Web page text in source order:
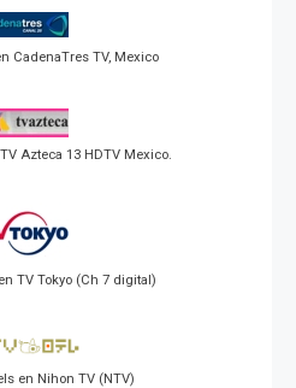
CadenaTres TV, Mexico
Azteca 13 HDTV Mexico.
TV Tokyo (Ch 7 digital)
en Nihon TV (NTV)